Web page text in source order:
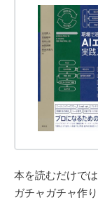
本を読むだけで
ガチャガチャ作